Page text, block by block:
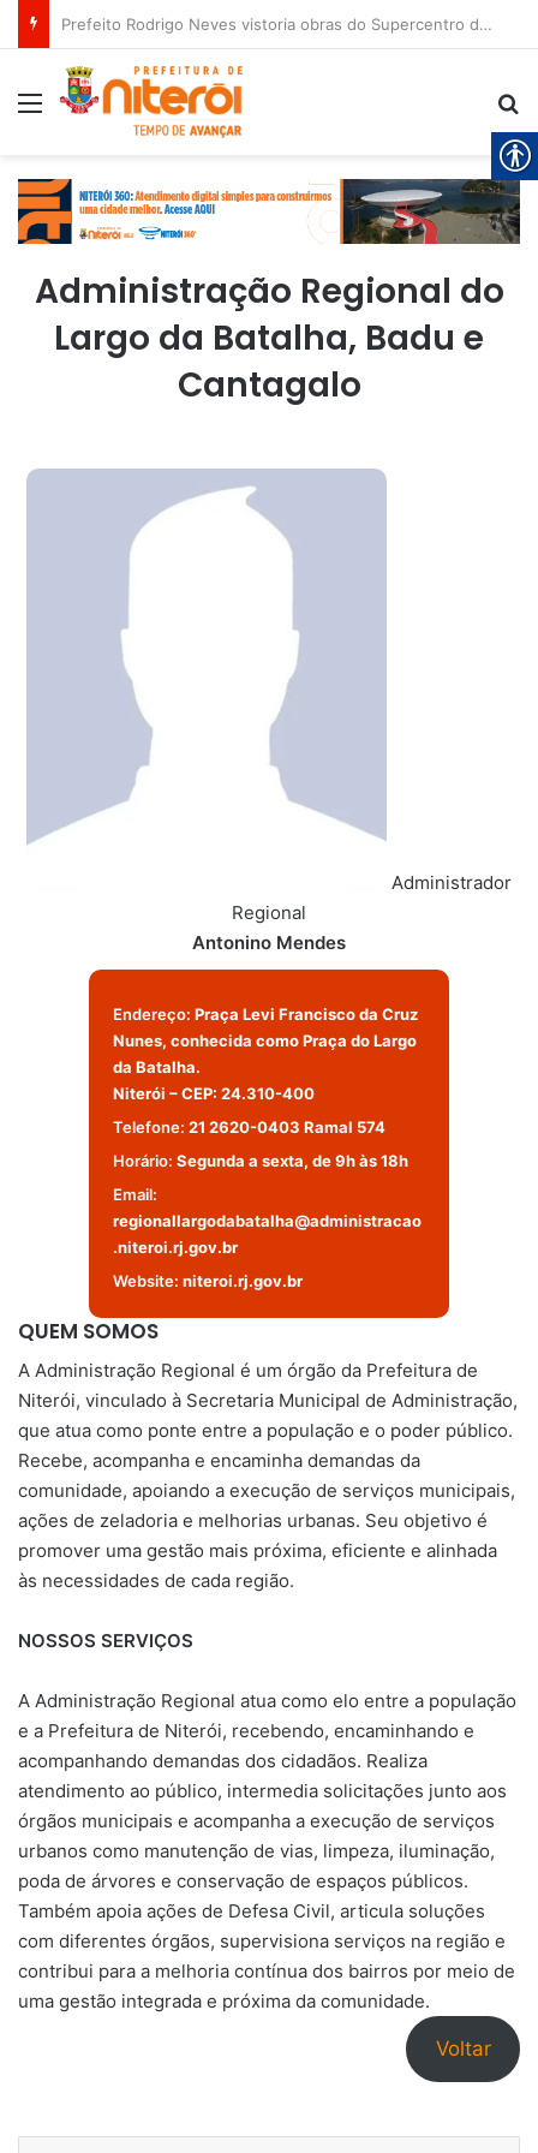
Prefeito Rodrigo Neves vistoria obras do Supercentro de Exames, Imagens e Especialidades de Niterói
Menu
Administração Regional do
Largo da Batalha, Badu e
Cantagalo
Administrador
Regional
Antonino Mendes
Endereço: Praça Levi Francisco da Cruz
Nunes, conhecida como Praça do Largo
da Batalha.
Niterói – CEP: 24.310-400
Telefone: 21 2620-0403 Ramal 574
Horário: Segunda a sexta, de 9h às 18h
Email:
regionallargodabatalha@administracao
.niteroi.rj.gov.br
Website: niteroi.rj.gov.br
QUEM SOMOS
A Administração Regional é um órgão da Prefeitura de
Niterói, vinculado à Secretaria Municipal de Administração,
que atua como ponte entre a população e o poder público.
Recebe, acompanha e encaminha demandas da
comunidade, apoiando a execução de serviços municipais,
ações de zeladoria e melhorias urbanas. Seu objetivo é
promover uma gestão mais próxima, eficiente e alinhada
às necessidades de cada região.
NOSSOS SERVIÇOS
A Administração Regional atua como elo entre a população
e a Prefeitura de Niterói, recebendo, encaminhando e
acompanhando demandas dos cidadãos. Realiza
atendimento ao público, intermedia solicitações junto aos
órgãos municipais e acompanha a execução de serviços
urbanos como manutenção de vias, limpeza, iluminação,
poda de árvores e conservação de espaços públicos.
Também apoia ações de Defesa Civil, articula soluções
com diferentes órgãos, supervisiona serviços na região e
contribui para a melhoria contínua dos bairros por meio de
uma gestão integrada e próxima da comunidade.
Voltar